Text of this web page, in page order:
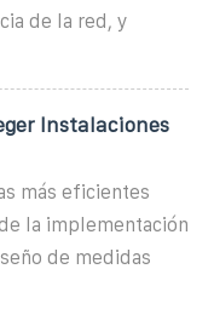
de la red, y
Instalaciones
más eficientes
la implementación
de medidas